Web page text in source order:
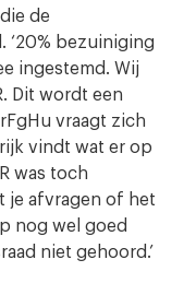
de
‘20% bezuiniging
ingestemd. Wij
Dit wordt een
vraagt zich
vindt wat er op
was toch
je afvragen of het
nog wel goed
niet gehoord.’